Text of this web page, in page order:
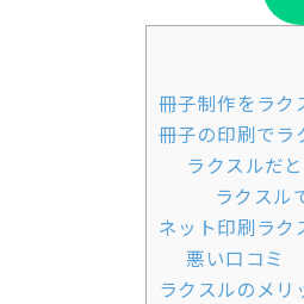
冊子制作をラク
冊子の印刷でラ
ラクスルだ
ラクスル
ネット印刷ラク
悪い口コミ
ラクスルのメリ